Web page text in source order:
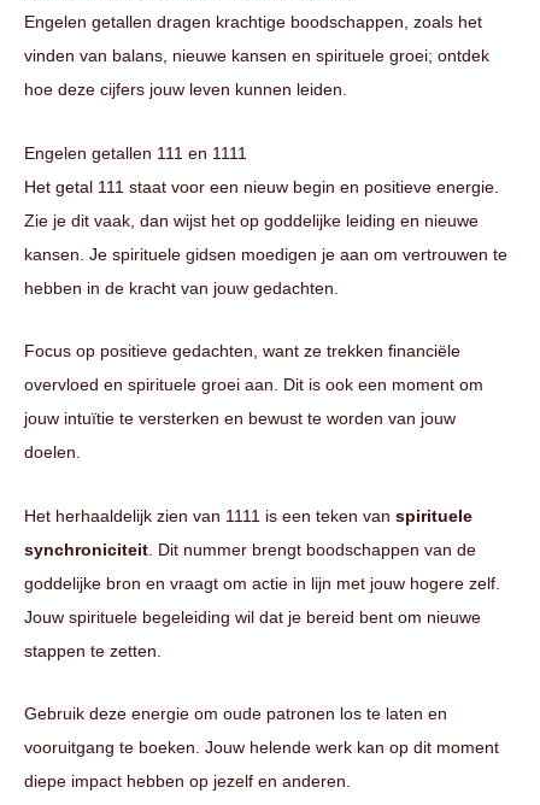
Engelen getallen dragen krachtige boodschappen, zoals het
vinden van balans, nieuwe kansen en spirituele groei; ontdek
hoe deze cijfers jouw leven kunnen leiden.
Engelen getallen 111 en 1111
Het getal 111 staat voor een nieuw begin en positieve energie.
Zie je dit vaak, dan wijst het op goddelijke leiding en nieuwe
kansen. Je spirituele gidsen moedigen je aan om vertrouwen te
hebben in de kracht van jouw gedachten.
Focus op positieve gedachten, want ze trekken financiële
overvloed en spirituele groei aan. Dit is ook een moment om
jouw intuïtie te versterken en bewust te worden van jouw
doelen.
Het herhaaldelijk zien van 1111 is een teken van spirituele
synchroniciteit . Dit nummer brengt boodschappen van de
goddelijke bron en vraagt om actie in lijn met jouw hogere zelf.
Jouw spirituele begeleiding wil dat je bereid bent om nieuwe
stappen te zetten.
Gebruik deze energie om oude patronen los te laten en
vooruitgang te boeken. Jouw helende werk kan op dit moment
diepe impact hebben op jezelf en anderen.